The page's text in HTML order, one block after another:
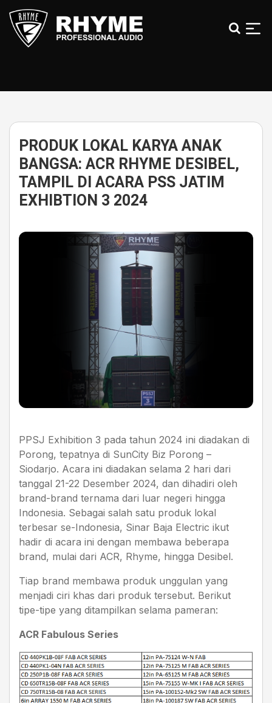
Anak
Bangsa
PRODUK LOKAL KARYA ANAK
BANGSA: ACR RHYME DESIBEL,
TAMPIL DI ACARA PSS JATIM
EXHIBTION 3 2024
PPSJ Exhibition 3 pada tahun 2024 ini diadakan di
Porong, tepatnya di SunCity Biz Porong –
Siodarjo. Acara ini diadakan selama 2 hari dari
tanggal 21-22 Desember 2024, dan dihadiri oleh
brand-brand ternama dari luar negeri hingga
Indonesia. Sebagai salah satu produk lokal
terbesar se-Indonesia, Sinar Baja Electric ikut
hadir di acara ini dengan membawa beberapa
brand, mulai dari ACR, Rhyme, hingga Desibel.
Tiap brand membawa produk unggulan yang
menjadi ciri khas dari produk tersebut. Berikut
tipe-tipe yang ditampilkan selama pameran:
ACR Fabulous Series